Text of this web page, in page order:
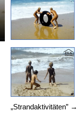
„Strandaktivitäten”